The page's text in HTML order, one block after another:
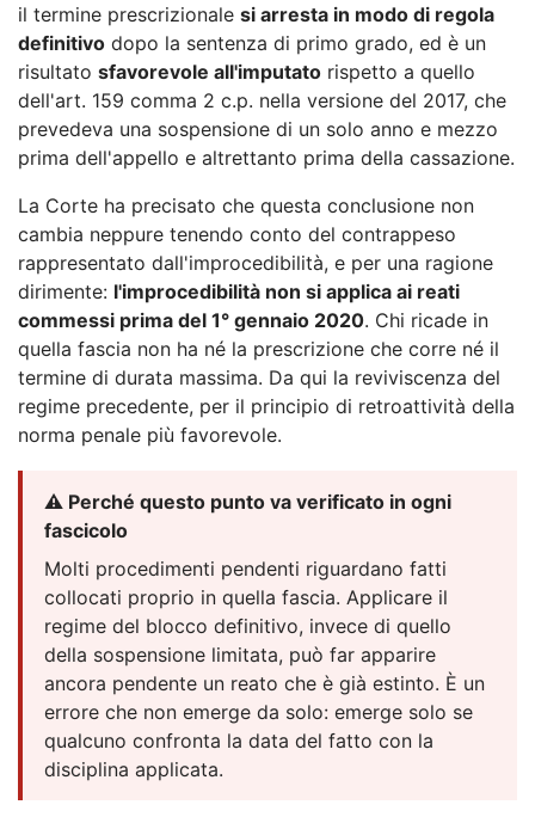
il termine prescrizionale si arresta in modo di regola
definitivo dopo la sentenza di primo grado, ed è un
risultato sfavorevole all'imputato rispetto a quello
dell'art. 159 comma 2 c.p. nella versione del 2017, che
prevedeva una sospensione di un solo anno e mezzo
prima dell'appello e altrettanto prima della cassazione.
La Corte ha precisato che questa conclusione non
cambia neppure tenendo conto del contrappeso
rappresentato dall'improcedibilità, e per una ragione
dirimente: l'improcedibilità non si applica ai reati
commessi prima del 1° gennaio 2020. Chi ricade in
quella fascia non ha né la prescrizione che corre né il
termine di durata massima. Da qui la reviviscenza del
regime precedente, per il principio di retroattività della
norma penale più favorevole.
⚠️ Perché questo punto va verificato in ogni
fascicolo
Molti procedimenti pendenti riguardano fatti
collocati proprio in quella fascia. Applicare il
regime del blocco definitivo, invece di quello
della sospensione limitata, può far apparire
ancora pendente un reato che è già estinto. È un
errore che non emerge da solo: emerge solo se
qualcuno confronta la data del fatto con la
disciplina applicata.